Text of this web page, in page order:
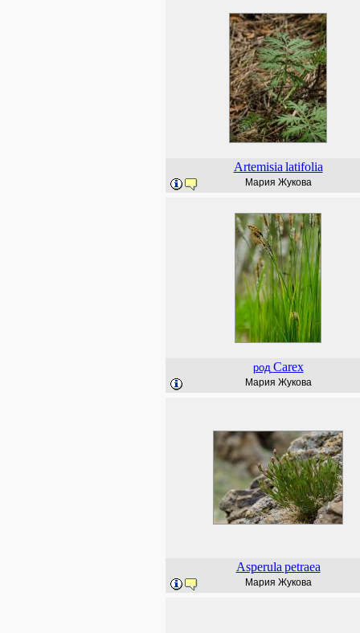
Artemisia latifolia
Мария Жукова
род Carex
Мария Жукова
Asperula petraea
Мария Жукова